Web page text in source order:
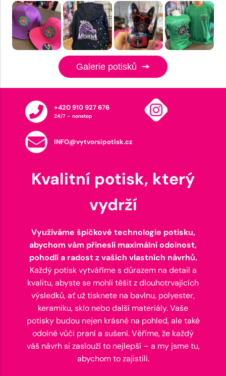
Galerie potisků
+420 910 927 676
24/7 - nonstop
INFO@vytvorsipotisk.cz
Kvalitní potisk, který
vydrží
Využíváme špičkové technologie potisku,
abychom vám přinesli maximální odolnost,
pohodlí a radost z vašich vlastních návrhů.
Každý potisk vytváříme s důrazem na detail a
kvalitu, abyste se mohli těšit z dlouhotrvajících
výsledků, ať už tisknete na bavlnu, polyester,
keramiku, sklo nebo další materiály. Vaše
potisky budou nejen krásné na pohled, ale také
odolné vůči praní a sušení. Věříme, že každý
váš návrh si zaslouží to nejlepší – a my jsme tu,
abychom to zajistili.